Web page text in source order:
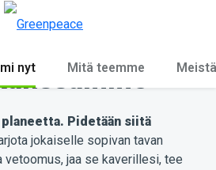
nyt Mitä teemme Meistä
Pidetään siitä
jokaiselle sopivan tavan
jaa se kaverillesi, tee